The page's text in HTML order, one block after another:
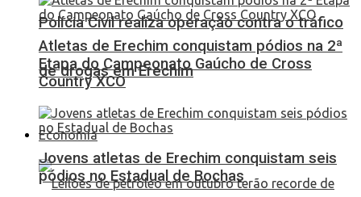
Polícia Civil realiza operação contra o tráfico
de drogas em Erechim
Economia
Atletas de Erechim conquistam pódios na 2ª
Etapa do Campeonato Gaúcho de Cross
Country XCO
Jovens atletas de Erechim conquistam seis
pódios no Estadual de Bochas